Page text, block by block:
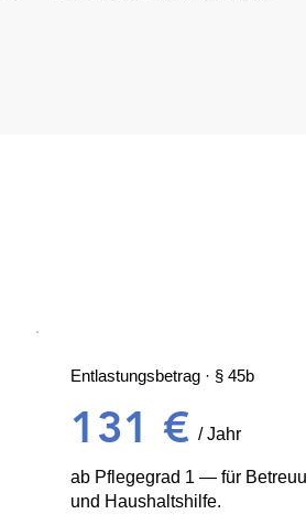
Entlastungsbetrag · § 45b
131 € / Jahr
ab Pflegegrad 1 — für
und Haushaltshilfe.